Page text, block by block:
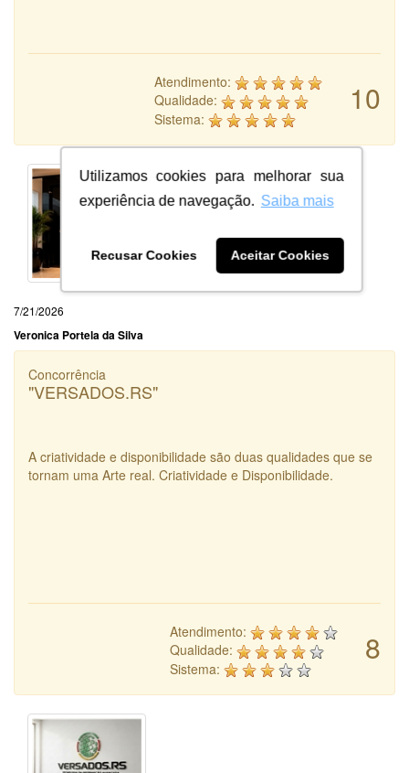
Utilizamos cookies para melhorar sua
experiência de navegação. Saiba mais
Recusar Cookies Aceitar Cookies
10
Atendimento:
Qualidade:
Sistema:
7/21/2026
Veronica Portela da Silva
Concorrência
"VERSADOS.RS"
A criatividade e disponibilidade são duas qualidades que se
tornam uma Arte real. Criatividade e Disponibilidade.
8
Atendimento:
Qualidade:
Sistema: